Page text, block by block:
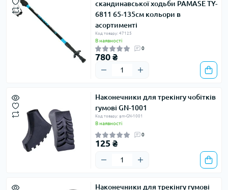
скандинавської ходьби PAMASE TY-
6811 65-135см кольори в
асортименті
Код товару: 47125
В наявності
0
780 ₴
Наконечники для трекінгу чобітків
гумові GN-1001
Код товару: gm-GN-1001
В наявності
0
125 ₴
Наконечники для трекінгу гумові